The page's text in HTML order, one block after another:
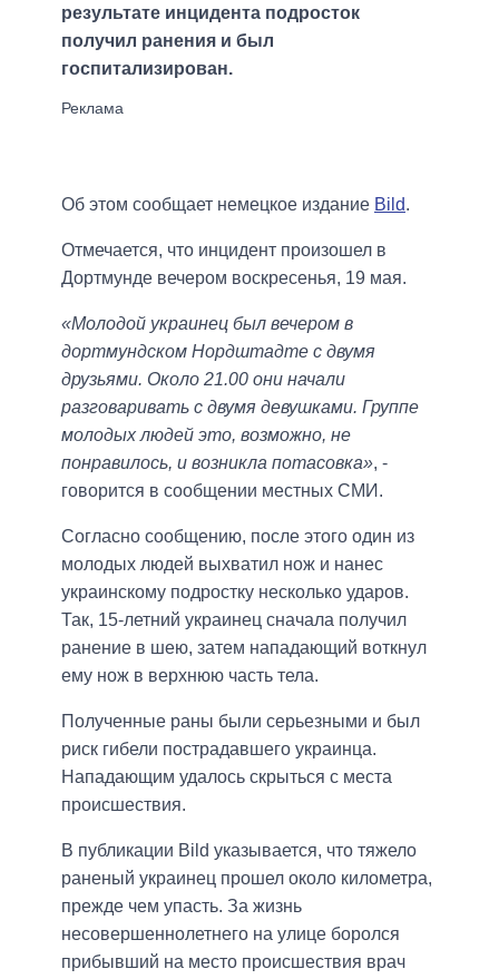
результате инцидента подросток
получил ранения и был
госпитализирован.
Об этом сообщает немецкое издание Bild.
Отмечается, что инцидент произошел в
Дортмунде вечером воскресенья, 19 мая.
«Молодой украинец был вечером в
дортмундском Нордштадте с двумя
друзьями. Около 21.00 они начали
разговаривать с двумя девушками. Группе
молодых людей это, возможно, не
понравилось, и возникла потасовка», -
говорится в сообщении местных СМИ.
Согласно сообщению, после этого один из
молодых людей выхватил нож и нанес
украинскому подростку несколько ударов.
Так, 15-летний украинец сначала получил
ранение в шею, затем нападающий воткнул
ему нож в верхнюю часть тела.
Полученные раны были серьезными и был
риск гибели пострадавшего украинца.
Нападающим удалось скрыться с места
происшествия.
В публикации Bild указывается, что тяжело
раненый украинец прошел около километра,
прежде чем упасть. За жизнь
несовершеннолетнего на улице боролся
прибывший на место происшествия врач